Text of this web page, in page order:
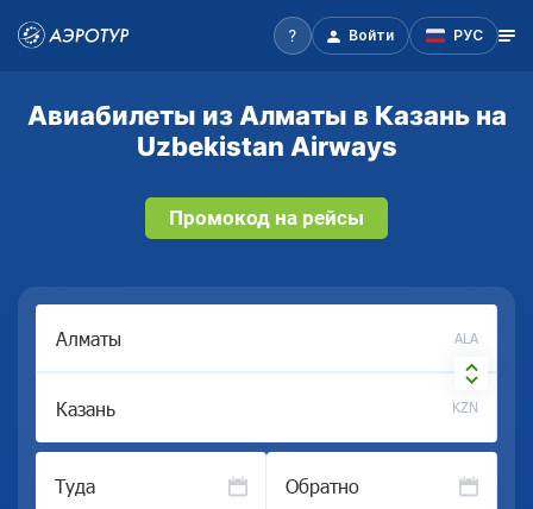
Войти РУС
Авиабилеты из Алматы в Казань на
Uzbekistan Airways
Промокод на рейсы
ALA
KZN
Туда Обратно